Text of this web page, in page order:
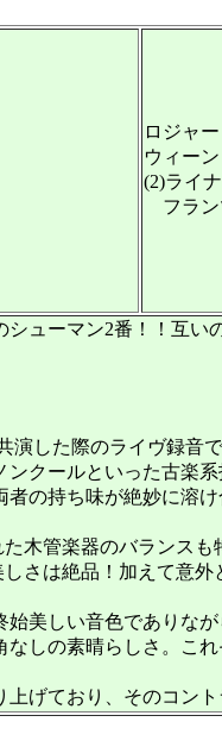
ロジャ
ウィー
(2)ライ
フラン
ューマン2番！！互い
した際のライヴ録音で
クールといった古楽系
の持ち味が絶妙に溶
木管楽器のバランス
さは絶品！加えて意
美しい音色でありなが
しの素晴らしさ。こ
げており、そのコント